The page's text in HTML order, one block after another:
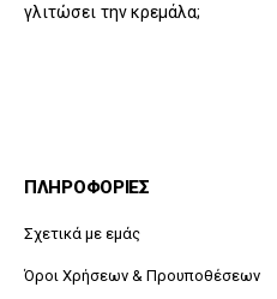
γλιτώσει την κρεμάλα;
ΠΛΗΡΟΦΟΡΙΕΣ
Σχετικά με εμάς
Όροι Χρήσεων & Προυποθέσεων